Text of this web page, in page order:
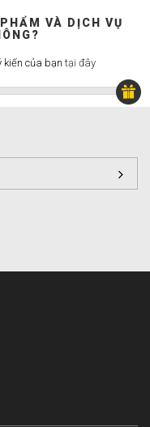
VÀ DỊCH VỤ
kiến của bạn tại đây